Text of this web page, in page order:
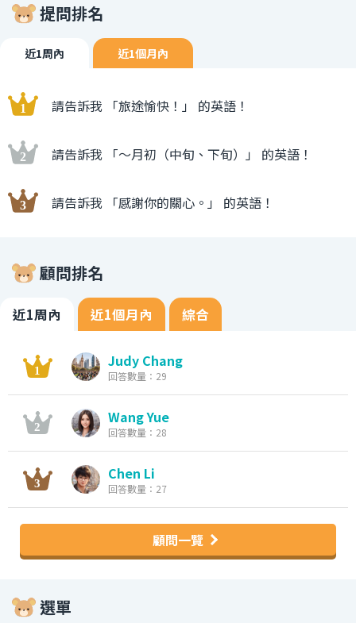
提問排名
近1周內 近1個月內
請告訴我 「旅途愉快！」 的英語！
請告訴我 「〜月初（中旬、下旬）」 的英語！
請告訴我 「感謝你的關心。」 的英語！
顧問排名
近1周內 近1個月內 綜合
Judy Chang
回答數量：29
Wang Yue
回答數量：28
Chen Li
回答數量：27
顧問一覽
選單